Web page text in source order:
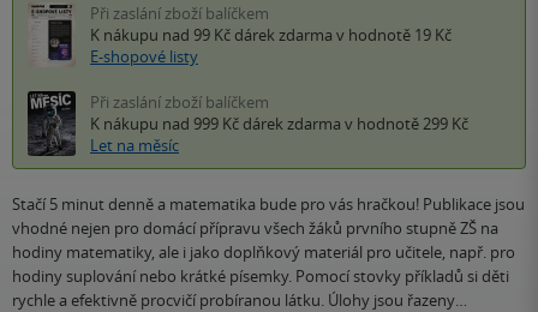
Při zaslání zboží balíčkem
K nákupu nad 99 Kč dárek zdarma v hodnotě 19 Kč
E-shopové listy
Při zaslání zboží balíčkem
K nákupu nad 999 Kč dárek zdarma v hodnotě 299 Kč
Let na měsíc
Stačí 5 minut denně a matematika bude pro vás hračkou! Publikace jsou
vhodné nejen pro domácí přípravu všech žáků prvního stupně ZŠ na
hodiny matematiky, ale i jako doplňkový materiál pro učitele, např. pro
hodiny suplování nebo krátké písemky. Pomocí stovky příkladů si děti
rychle a efektivně procvičí probíranou látku. Úlohy jsou řazeny…